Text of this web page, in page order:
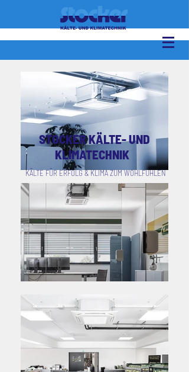
STOCKER KÄLTE- UND
KLIMATECHNIK
KÄLTE FÜR ERFOLG & KLIMA ZUM WOHLFÜHLEN